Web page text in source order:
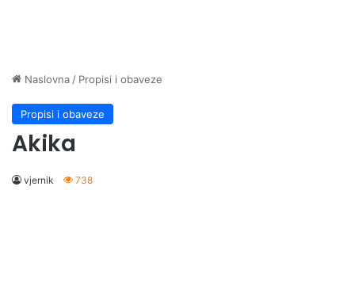
Naslovna / Propisi i obaveze
Propisi i obaveze
Akika
vjernik 738